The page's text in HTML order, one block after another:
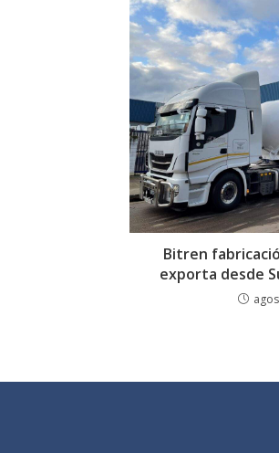
Bitren
exporta desde